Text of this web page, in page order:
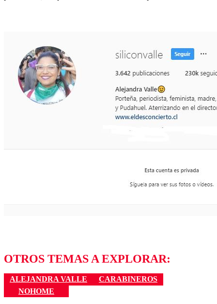
OTROS TEMAS A EXPLORAR:
ALEJANDRA VALLE
CARABINEROS
NOHOME